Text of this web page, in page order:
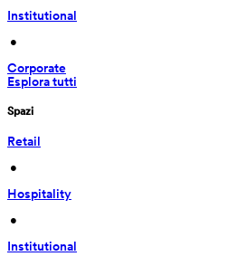
Institutional
•
Corporate
Esplora tutti
Spazi
Retail
•
Hospitality
•
Institutional